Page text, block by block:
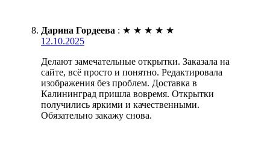
Дарина Гордеева : ★ ★ ★ ★ ★
12.10.2025
Делают замечательные открытки. Заказала на
сайте, всё просто и понятно. Редактировала
изображения без проблем. Доставка в
Калининград пришла вовремя. Открытки
получились яркими и качественными.
Обязательно закажу снова.